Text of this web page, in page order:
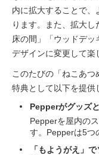
内に拡大することで、
ります。また、拡大
床の間」「ウッドデ
デザインに変更して楽
このたびの「ねこあ
特典として以下を提供
Pepperがグッズ
Pepperを屋内の
す。Pepperは5つ
「もようがえ」